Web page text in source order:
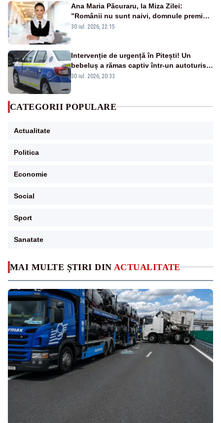
MAI MULTE ȘTIRI DIN ACTUALITATE
Ana Maria Păcuraru, la Miza Zilei:
”Românii nu sunt naivi, domnule premier
Bolojan”
30 iul. 2026, 22:15
Intervenție de urgență în Pitești! Un
bebeluș a rămas captiv într-un autoturism
din cauza unei defecțiuni
30 iul. 2026, 20:33
CATEGORII POPULARE
Actualitate
Politica
Economie
Social
Sport
Sanatate